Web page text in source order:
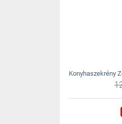
Konyhaszekrény